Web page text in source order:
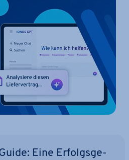
Eine Er­folgs­ge­